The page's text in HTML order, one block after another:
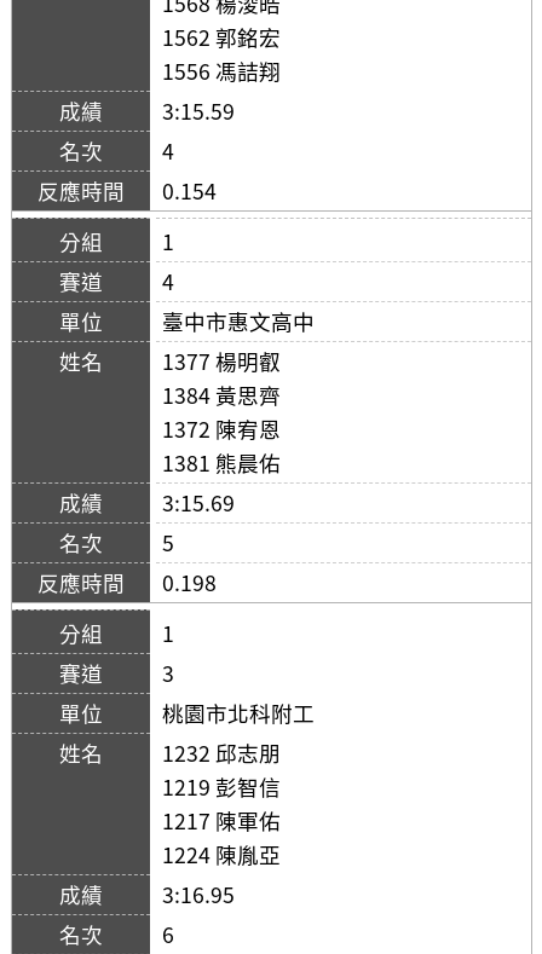
1562 郭銘宏
1556 馮詰翔
3:15.59
4
0.154
1
4
臺中市惠文高中
1377 楊明叡
1384 黃思齊
1372 陳宥恩
1381 熊晨佑
3:15.69
5
0.198
1
3
桃園市北科附工
1232 邱志朋
1219 彭智信
1217 陳軍佑
1224 陳胤亞
3:16.95
6